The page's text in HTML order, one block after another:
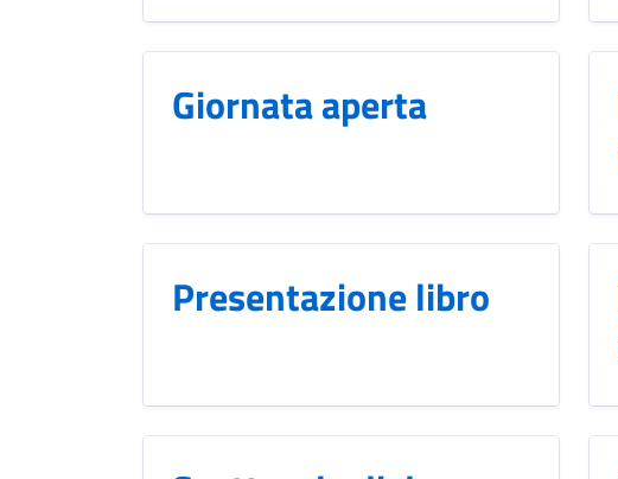
Giornata aperta
Presentazione libro